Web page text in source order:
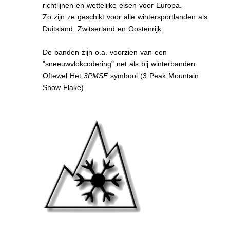
richtlijnen en wettelijke eisen voor Europa.
Zo zijn ze geschikt voor alle wintersportlanden als
Duitsland, Zwitserland en Oostenrijk.
De banden zijn o.a. voorzien van een
"sneeuwvlokcodering" net als bij winterbanden.
Oftewel Het3PMSFsymbool (3 Peak Mountain
Snow Flake)